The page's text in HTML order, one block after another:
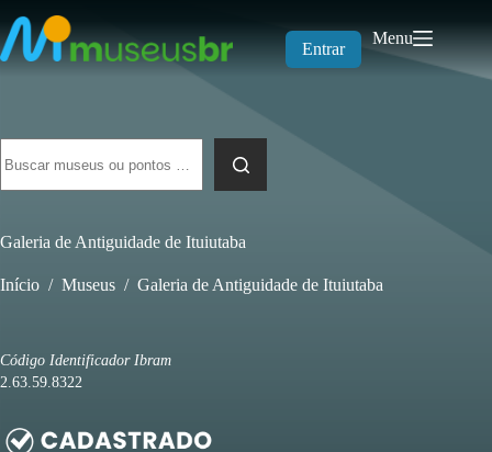
para
o
conteúdo
Entrar
Menu
resultados
Galeria de Antiguidade de Ituiutaba
Início / Museus / Galeria de Antiguidade de Ituiutaba
Código Identificador Ibram
2.63.59.8322